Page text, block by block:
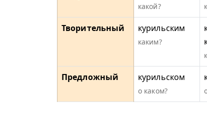
какой?
Творительный курильским
каким?
Предложный курильском
о каком?